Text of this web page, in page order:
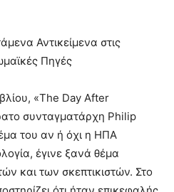
Αντικείμενα στις
Πηγές
«The Day After
συνταγματάρχη Philip
του αν ή όχι η ΗΠΑ
έγινε ξανά θέμα
και των σκεπτικιστών. Στο